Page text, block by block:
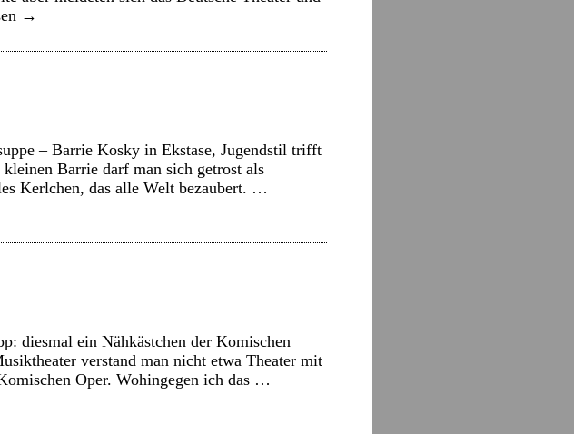
→
– Barrie Kosky in Ekstase, Jugendstil trifft
Barrie darf man sich getrost als
Kerlchen, das alle Welt bezaubert. …
diesmal ein Nähkästchen der Komischen
verstand man nicht etwa Theater mit
Oper. Wohingegen ich das …